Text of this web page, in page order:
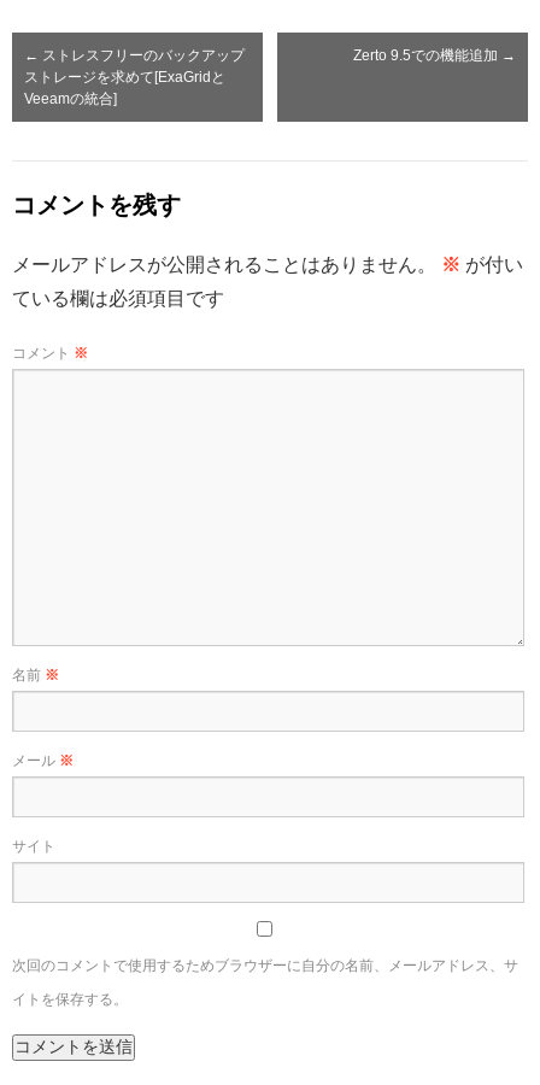
← ストレスフリーのバックアップ
ストレージを求めて[ExaGridと
Veeamの統合]
Zerto 9.5での機能追加 →
コメントを残す
メールアドレスが公開されることはありません。 ※ が付い
ている欄は必須項目です
コメント ※
名前 ※
メール ※
サイト
次回のコメントで使用するためブラウザーに自分の名前、メールアドレス、サ
イトを保存する。